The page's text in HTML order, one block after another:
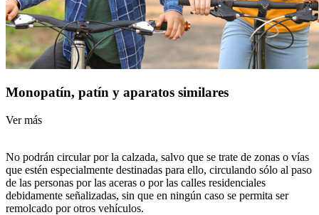
Monopatín, patín y aparatos similares
Ver más
No podrán circular por la calzada, salvo que se trate de zonas o vías
que estén especialmente destinadas para ello, circulando sólo al paso
de las personas por las aceras o por las calles residenciales
debidamente señalizadas, sin que en ningún caso se permita ser
remolcado por otros vehículos.